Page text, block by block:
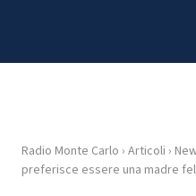
HOME
Radio Monte Carlo › Articoli ›
preferisce essere una madre